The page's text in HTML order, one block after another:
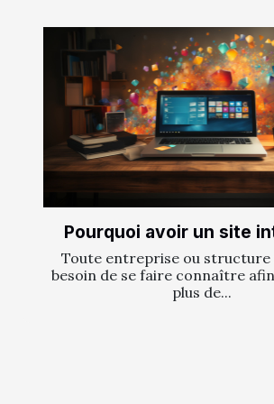
Pourquoi avoir un site
Toute entreprise ou structure
besoin de se faire connaître
plus de...